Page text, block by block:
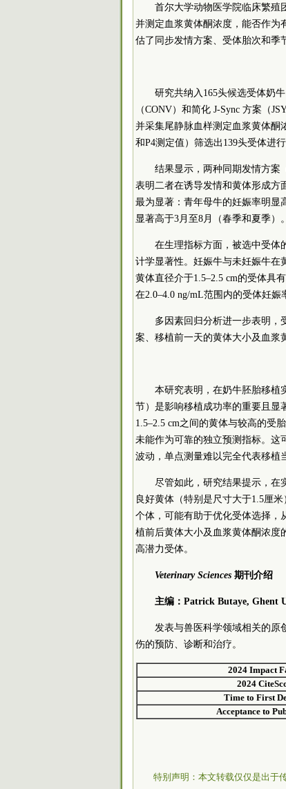
首尔大学动物医学院临床繁殖
并测定血浆黄体酮浓度，能否作为
估了同步发情方案、受体胎次和季
研究共纳入165头候选受体奶
（CONV）和简化 J-Sync 方案（
并采集尾静脉血样测定血浆黄体酮
和P4测定值）筛选出139头受体进
结果显示，两种同期发情方案
表明二者在诱导发情和黄体形成方
最为显著：青年母牛的妊娠率明显
显著高于3月至8月（春季和夏季）。
在生理指标方面，被选中受体
计学显著性。妊娠牛与未妊娠牛在
黄体直径介于1.5–2.5 cm的受体具
在2.0–4.0 ng/mL范围内的受体妊娠
多因素回归分析进一步表明，
案、移植前一天的黄体大小及血浆
本研究表明，在奶牛胚胎移植
节）是影响移植成功率的重要且显
1.5–2.5 cm之间的黄体与较高的受
未能作为可靠的独立预测指标。这
波动，单点测量难以完全代表移植
尽管如此，研究结果提示，在
良好黄体（特别是尺寸大于1.5厘
个体，可能有助于优化受体选择，
植前后黄体大小及血浆黄体酮浓度
高潜力受体。
Veterinary Sciences 期刊介绍
主编：Patrick Butaye, Ghent
发表与兽医科学领域相关的原
伤的预防、诊断和治疗。
2024 Impact
2024
Time to First
Acceptance to
特别声明：本文转载仅仅是出于